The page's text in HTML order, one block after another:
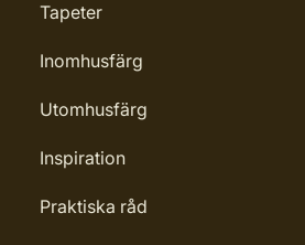
Tapeter
Inomhusfärg
Utomhusfärg
Inspiration
Praktiska råd